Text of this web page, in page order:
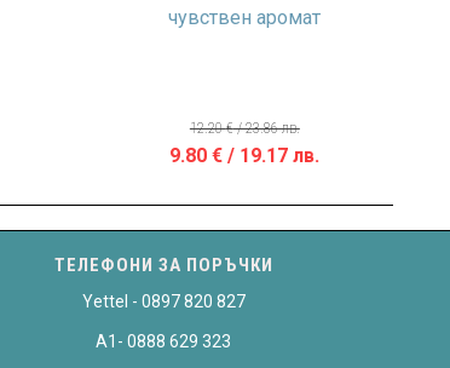
чувствен аромат
12.20€/ 23.86 лв.
Original
/
23.86 лв..
9.80€ / 19.17 лв.
ТЕЛЕФОНИ ЗА ПОРЪЧКИ
Yettel - 0897 820 827
A1- 0888 629 323